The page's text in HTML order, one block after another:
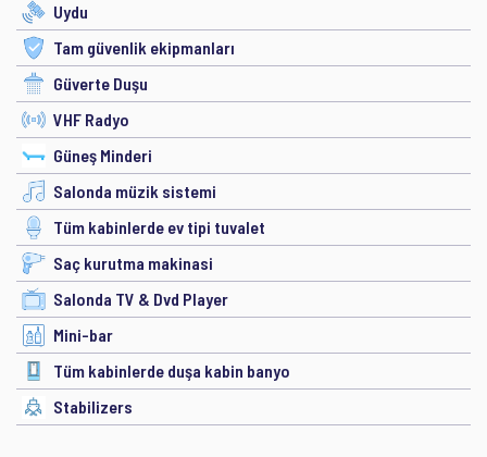
Uydu
Tam güvenlik ekipmanları
Güverte Duşu
VHF Radyo
Güneş Minderi
Salonda müzik sistemi
Tüm kabinlerde ev tipi tuvalet
Saç kurutma makinasi
Salonda TV & Dvd Player
Mini-bar
Tüm kabinlerde duşa kabin banyo
Stabilizers